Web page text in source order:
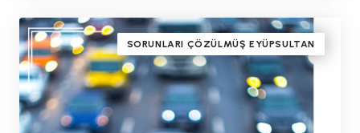
SORUNLARI ÇÖZÜLMÜŞ EYÜPSULTAN